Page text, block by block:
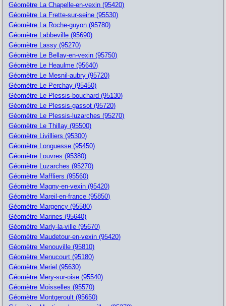
Géomètre La Chapelle-en-vexin (95420)
Géomètre La Frette-sur-seine (95530)
Géomètre La Roche-guyon (95780)
Géomètre Labbeville (95690)
Géomètre Lassy (95270)
Géomètre Le Bellay-en-vexin (95750)
Géomètre Le Heaulme (95640)
Géomètre Le Mesnil-aubry (95720)
Géomètre Le Perchay (95450)
Géomètre Le Plessis-bouchard (95130)
Géomètre Le Plessis-gassot (95720)
Géomètre Le Plessis-luzarches (95270)
Géomètre Le Thillay (95500)
Géomètre Livilliers (95300)
Géomètre Longuesse (95450)
Géomètre Louvres (95380)
Géomètre Luzarches (95270)
Géomètre Maffliers (95560)
Géomètre Magny-en-vexin (95420)
Géomètre Mareil-en-france (95850)
Géomètre Margency (95580)
Géomètre Marines (95640)
Géomètre Marly-la-ville (95670)
Géomètre Maudetour-en-vexin (95420)
Géomètre Menouville (95810)
Géomètre Menucourt (95180)
Géomètre Meriel (95630)
Géomètre Mery-sur-oise (95540)
Géomètre Moisselles (95570)
Géomètre Montgeroult (95650)